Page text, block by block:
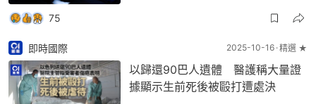
75
即時國際 2025-10-16 精選 ★
以歸還90巴人遺體 醫護稱大量證
據顯示生前死後被毆打遭處決